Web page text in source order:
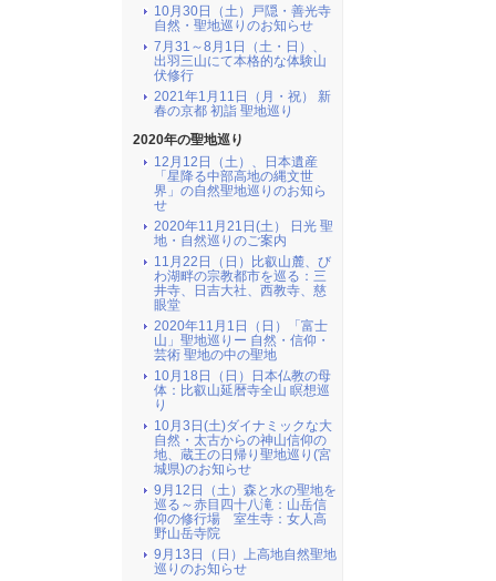
10月30日（土）戸隠・善光寺
自然・聖地巡りのお知らせ
7月31～8月1日（土・日）、
出羽三山にて本格的な体験山
伏修行
2021年1月11日（月・祝） 新
春の京都 初詣 聖地巡り
2020年の聖地巡り
12月12日（土）、日本遺産
「星降る中部高地の縄文世
界」の自然聖地巡りのお知ら
せ
2020年11月21日(土） 日光 聖
地・自然巡りのご案内
11月22日（日）比叡山麓、び
わ湖畔の宗教都市を巡る：三
井寺、日吉大社、西教寺、慈
眼堂
2020年11月1日（日）「富士
山」聖地巡りー 自然・信仰・
芸術 聖地の中の聖地
10月18日（日）日本仏教の母
体：比叡山延暦寺全山 瞑想巡
り
10月3日(土)ダイナミックな大
自然・太古からの神山信仰の
地、蔵王の日帰り聖地巡り(宮
城県)のお知らせ
9月12日（土）森と水の聖地を
巡る～赤目四十八滝：山岳信
仰の修行場 室生寺：女人高
野山岳寺院
9月13日（日）上高地自然聖地
巡りのお知らせ